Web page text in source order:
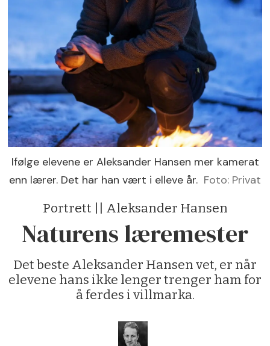
Ifølge elevene er Aleksander Hansen mer kamerat
enn lærer. Det har han vært i elleve år. Foto: Privat
Portrett || Aleksander Hansen
Naturens læremester
Det beste Aleksander Hansen vet, er når
elevene hans ikke lenger trenger ham for
å ferdes i villmarka.